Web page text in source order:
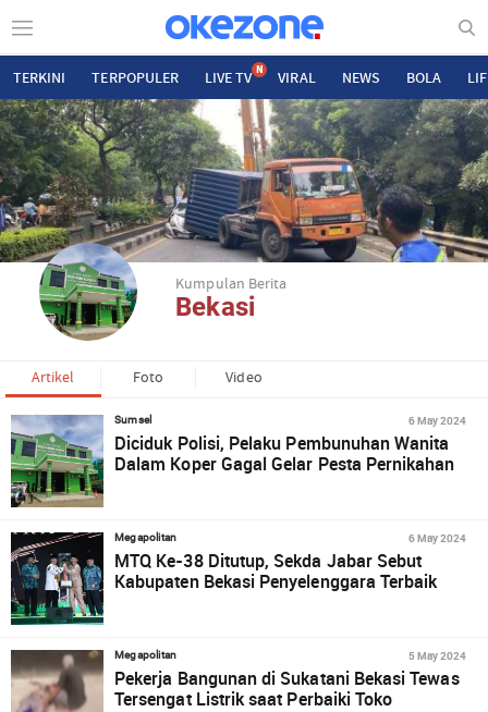
TERKINI TERPOPULER LIVE TV N VIRAL NEWS BOLA
Kumpulan Berita
Bekasi
Artikel Foto Video
Sumsel 6 May 2024
Diciduk Polisi, Pelaku Pembunuhan Wanita
Dalam Koper Gagal Gelar Pesta Pernikahan
Megapolitan 6 May 2024
MTQ Ke-38 Ditutup, Sekda Jabar Sebut
Kabupaten Bekasi Penyelenggara Terbaik
Megapolitan 5 May 2024
Pekerja Bangunan di Sukatani Bekasi Tewas
Tersengat Listrik saat Perbaiki Toko